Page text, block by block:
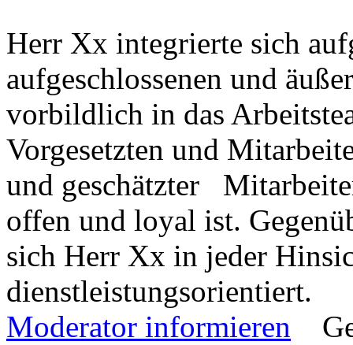
Herr Xx integrierte sich
aufgeschlossenen und
vorbildlich in das
Vorgesetzten und
und geschätzter
offen und loyal ist.
sich Herr Xx in jeder
dienstleistungsorientiert.
Moderator informieren